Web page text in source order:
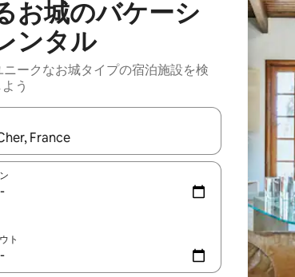
お城のバケーシ
ンタル
ークなお城タイプの宿泊施設を検
う
表示されたら、上下の矢印キーを使って移動するか、画
ト